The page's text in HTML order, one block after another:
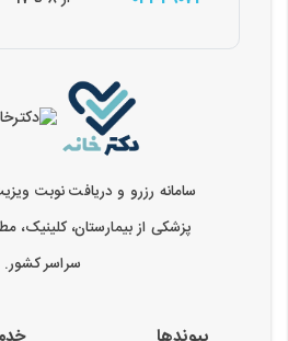
سامانه رزرو و دریافت نوبت
پزشکی از بیمارستان، کلینیک،
سراسر کشور.